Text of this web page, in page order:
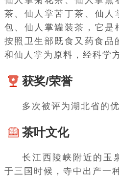
茶 、仙人掌苦丁茶、仙人
包 、仙人掌罐装茶，它是
按照卫生部既食又药食品
和仙人掌为原料，经科学
获奖/荣誉
多次被评为湖北省的
茶叶文化
长江西陵峡附近的玉
于三国时候，寺中出产一